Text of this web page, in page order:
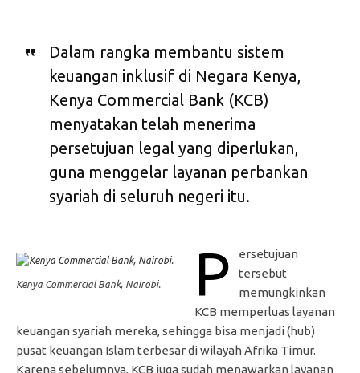
Dalam rangka membantu sistem
keuangan inklusif di Negara Kenya,
Kenya Commercial Bank (KCB)
menyatakan telah menerima
persetujuan legal yang diperlukan,
guna menggelar layanan perbankan
syariah di seluruh negeri itu.
Kenya Commercial Bank, Nairobi. P
ersetujuan
tersebut
memungkinkan
KCB memperluas layanan
keuangan syariah mereka, sehingga bisa menjadi (hub)
pusat keuangan Islam terbesar di wilayah Afrika Timur.
Karena sebelumnya, KCB juga sudah menawarkan layanan